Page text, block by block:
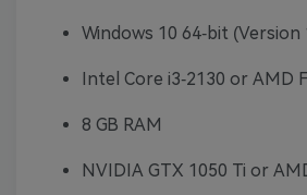
Windows 10 64-bit (Version
Intel Core i3-2130 or AMD
8 GB RAM
NVIDIA GTX 1050 Ti or